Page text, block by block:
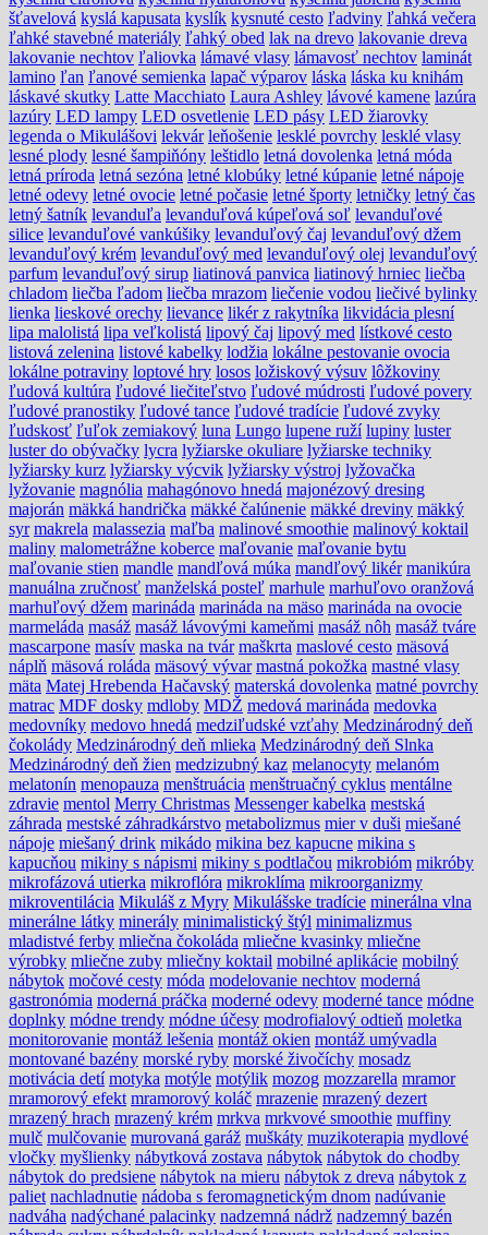
šťavelová kyslá kapusata kyslík kysnuté cesto ľadviny ľahká večera
ľahké stavebné materiály ľahký obed lak na drevo lakovanie dreva
lakovanie nechtov ľaliovka lámavé vlasy lámavosť nechtov laminát
lamino ľan ľanové semienka lapač výparov láska láska ku knihám
láskavé skutky Latte Macchiato Laura Ashley lávové kamene lazúra
lazúry LED lampy LED osvetlenie LED pásy LED žiarovky
legenda o Mikulášovi lekvár leňošenie lesklé povrchy lesklé vlasy
lesné plody lesné šampiňóny leštidlo letná dovolenka letná móda
letná príroda letná sezóna letné klobúky letné kúpanie letné nápoje
letné odevy letné ovocie letné počasie letné športy letničky letný čas
letný šatník levanduľa levanduľová kúpeľová soľ levanduľové
silice levanduľové vankúšiky levanduľový čaj levanduľový džem
levanduľový krém levanduľový med levanduľový olej levanduľový
parfum levanduľový sirup liatinová panvica liatinový hrniec liečba
chladom liečba ľadom liečba mrazom liečenie vodou liečivé bylinky
lienka lieskové orechy lievance likér z rakytníka likvidácia plesní
lipa malolistá lipa veľkolistá lipový čaj lipový med lístkové cesto
listová zelenina listové kabelky lodžia lokálne pestovanie ovocia
lokálne potraviny loptové hry losos ložiskový výsuv lôžkoviny
ľudová kultúra ľudové liečiteľstvo ľudové múdrosti ľudové povery
ľudové pranostiky ľudové tance ľudové tradície ľudové zvyky
ľudskosť ľuľok zemiakový luna Lungo lupene ruží lupiny luster
luster do obývačky lycra lyžiarske okuliare lyžiarske techniky
lyžiarsky kurz lyžiarsky výcvik lyžiarsky výstroj lyžovačka
lyžovanie magnólia mahagónovo hnedá majonézový dresing
majorán mäkká handrička mäkké čalúnenie mäkké dreviny mäkký
syr makrela malassezia maľba malinové smoothie malinový koktail
maliny malometrážne koberce maľovanie maľovanie bytu
maľovanie stien mandle mandľová múka mandľový likér manikúra
manuálna zručnosť manželská posteľ marhule marhuľovo oranžová
marhuľový džem marináda marináda na mäso marináda na ovocie
marmeláda masáž masáž lávovými kameňmi masáž nôh masáž tváre
mascarpone masív maska na tvár maškrta maslové cesto mäsová
náplň mäsová roláda mäsový vývar mastná pokožka mastné vlasy
mäta Matej Hrebenda Hačavský materská dovolenka matné povrchy
matrac MDF dosky mdloby MDŽ medová marináda medovka
medovníky medovo hnedá medziľudské vzťahy Medzinárodný deň
čokolády Medzinárodný deň mlieka Medzinárodný deň Slnka
Medzinárodný deň žien medzizubný kaz melanocyty melanóm
melatonín menopauza menštruácia menštruačný cyklus mentálne
zdravie mentol Merry Christmas Messenger kabelka mestská
záhrada mestské záhradkárstvo metabolizmus mier v duši miešané
nápoje miešaný drink mikádo mikina bez kapucne mikina s
kapucňou mikiny s nápismi mikiny s podtlačou mikrobióm mikróby
mikrofázová utierka mikroflóra mikroklíma mikroorganizmy
mikroventilácia Mikuláš z Myry Mikulášske tradície minerálna vlna
minerálne látky minerály minimalistický štýl minimalizmus
mladistvé ferby mliečna čokoláda mliečne kvasinky mliečne
výrobky mliečne zuby mliečny koktail mobilné aplikácie mobilný
nábytok močové cesty móda modelovanie nechtov moderná
gastronómia moderná práčka moderné odevy moderné tance módne
doplnky módne trendy módne účesy modrofialový odtieň moletka
monitorovanie montáž lešenia montáž okien montáž umývadla
montované bazény morské ryby morské živočíchy mosadz
motivácia detí motyka motýle motýlik mozog mozzarella mramor
mramorový efekt mramorový koláč mrazenie mrazený dezert
mrazený hrach mrazený krém mrkva mrkvové smoothie muffiny
mulč mulčovanie murovaná garáž muškáty muzikoterapia mydlové
vločky myšlienky nábytková zostava nábytok nábytok do chodby
nábytok do predsiene nábytok na mieru nábytok z dreva nábytok z
paliet nachladnutie nádoba s feromagnetickým dnom nadúvanie
nadváha nadýchané palacinky nadzemná nádrž nadzemný bazén